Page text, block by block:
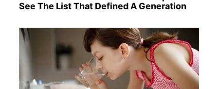
See The List That Defined A Generation